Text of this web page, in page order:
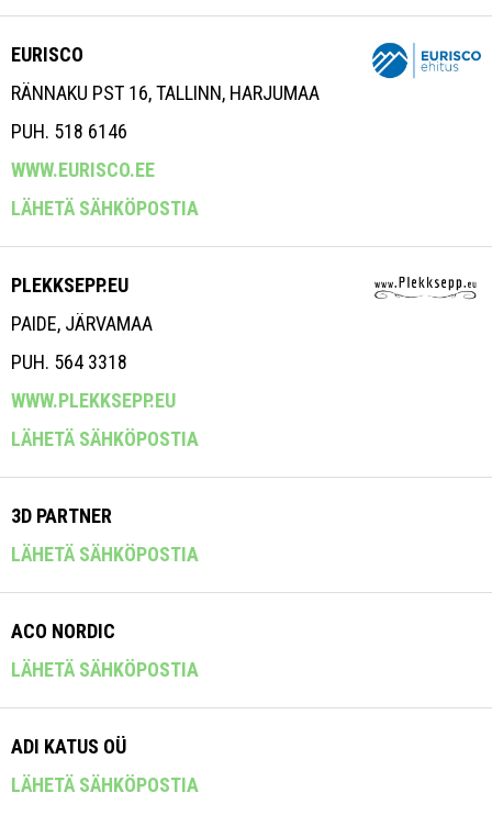
EURISCO
RÄNNAKU PST 16, TALLINN, HARJUMAA
PUH. 518 6146
WWW.EURISCO.EE
LÄHETÄ SÄHKÖPOSTIA
PLEKKSEPP.EU
PAIDE, JÄRVAMAA
PUH. 564 3318
WWW.PLEKKSEPP.EU
LÄHETÄ SÄHKÖPOSTIA
3D PARTNER
LÄHETÄ SÄHKÖPOSTIA
ACO NORDIC
LÄHETÄ SÄHKÖPOSTIA
ADI KATUS OÜ
LÄHETÄ SÄHKÖPOSTIA